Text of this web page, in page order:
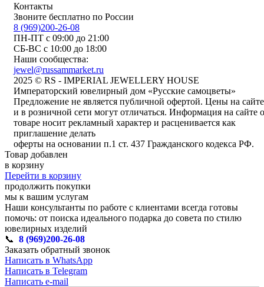
Контакты
Звоните бесплатно по России
8 (969)200-26-08
ПН-ПТ с 09:00 до 21:00
СБ-ВС с 10:00 до 18:00
Наши сообщества:
jewel@russammarket.ru
2025 © RS - IMPERIAL JEWELLERY HOUSE
Императорский ювелирный дом «Русские самоцветы»
Предложение не является публичной офертой. Цены на сайте
и в розничной сети могут отличаться. Информация на сайте о
товаре носит рекламный характер и расценивается как
приглашение делать
оферты на основании п.1 ст. 437 Гражданского кодекса РФ.
Товар добавлен
в корзину
Перейти в корзину
продолжить покупки
мы к вашим услугам
Наши консультанты по работе с клиентами всегда готовы
помочь: от поиска идеального подарка до совета по стилю
ювелирных изделий
📞 8 (969)200-26-08
Заказать обратный звонок
Написать в WhatsApp
Написать в Telegram
Написать e-mail